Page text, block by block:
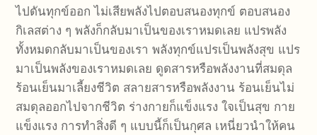
ไปดันทุกข์ออก ไม่เสียพลังไปตอบสนองทุกข์ ตอบสนอง
กิเลสต่าง ๆ พลังก็กลับมาเป็นของเราหมดเลย แปรพลัง
ทั้งหมดกลับมาเป็นของเรา พลังทุกข์แปรเป็นพลังสุข แปร
มาเป็นพลังของเราหมดเลย ดูดสารหรือพลังงานที่สมดุล
ร้อนเย็นมาเลี้ยงชีวิต สลายสารหรือพลังงาน ร้อนเย็นไม่
สมดุลออกไปจากชีวิต ร่างกายก็แข็งแรง ใจเป็นสุข กาย
แข็งแรง การทำสิ่งดี ๆ แบบนี้ก็เป็นกุศล เหนี่ยวนำให้คน